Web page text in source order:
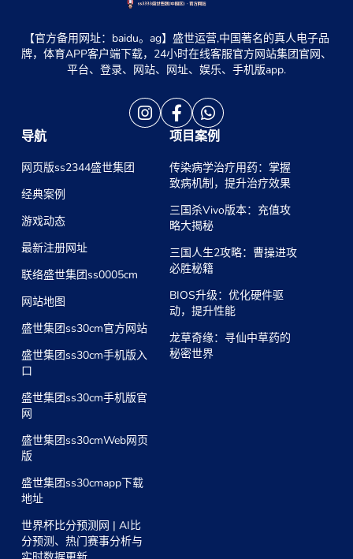
【官方备用网址：baidu。ag】盛世运营,中国著名的真人电子品
牌，体育APP客户端下载，24小时在线客服官方网站集团官网、
平台、登录、网站、网址、娱乐、手机版app.
导航
网页版ss2344盛世集团
经典案例
游戏动态
最新注册网址
联络盛世集团ss0005cm
网站地图
盛世集团ss30cm官方网站
盛世集团ss30cm手机版入
口
盛世集团ss30cm手机版官
网
盛世集团ss30cmWeb网页
版
盛世集团ss30cmapp下载
地址
世界杯比分预测网 | AI比
分预测、热门赛事分析与
项目案例
传染病学治疗用药：掌握
致病机制，提升治疗效果
三国杀Vivo版本：充值攻
略大揭秘
三国人生2攻略：曹操进攻
必胜秘籍
BIOS升级：优化硬件驱
动，提升性能
龙草奇缘：寻仙中草药的
秘密世界